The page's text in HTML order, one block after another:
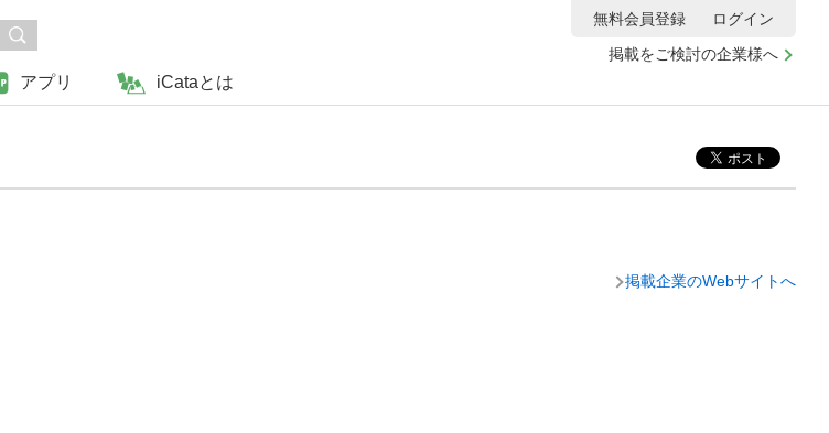
アプリ iCataとは
掲載をご検討の企業様へ
無料会員登録 ログイン
掲載企業のWebサイトへ